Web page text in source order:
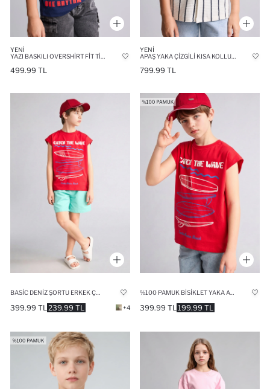
YENI
499.99 TL
YENI
799.99 TL
BASIC DENIZ ŞORTU ERKEK ÇOCUK
239.99 TL
399.99 TL +4
%100 PAMUK BISIKLET YAKA ATLET ERKEK ÇOCUK
199.99 TL
399.99 TL